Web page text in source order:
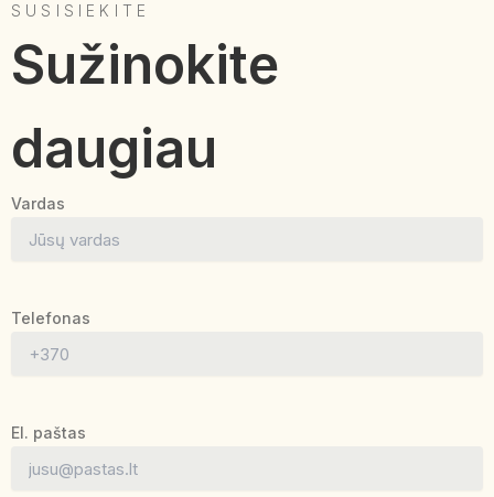
SUSISIEKITE
Sužinokite
daugiau
Vardas
Telefonas
El. paštas